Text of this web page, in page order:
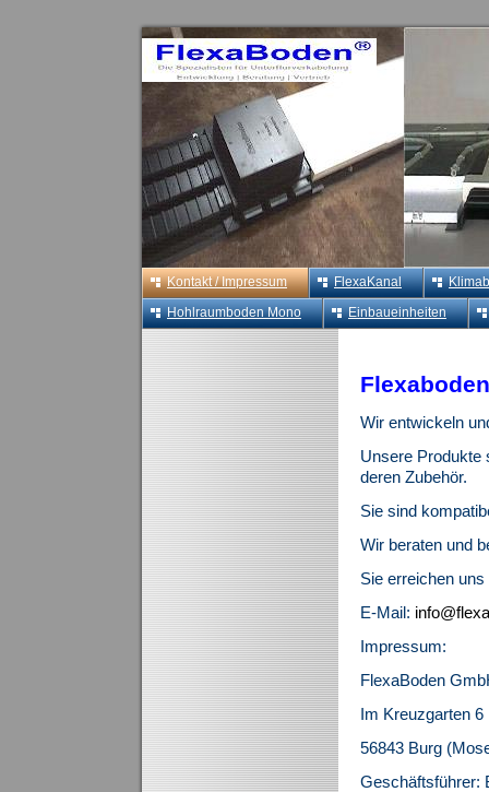
Kontakt / Impressum FlexaKanal
Hohlraumboden Mono
Einbaueinheiten
Wir entwickeln
Unsere Produkte
deren Zubehör.
Sie sind
Wir beraten und
Sie erreichen
E-Mail:
Impressum:
FlexaBoden
Im Kreuzgarten 6
56843 Burg
Geschäftsführer: